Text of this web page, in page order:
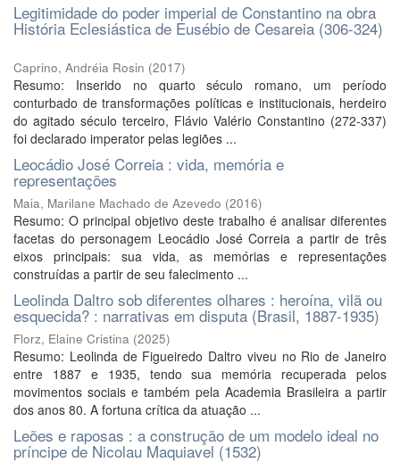
Legitimidade do poder imperial de Constantino na obra
História Eclesiástica de Eusébio de Cesareia (306-324)
Caprino, Andréia Rosin (2017)
Resumo: Inserido no quarto século romano, um período
conturbado de transformações políticas e institucionais, herdeiro
do agitado século terceiro, Flávio Valério Constantino (272-337)
foi declarado imperator pelas legiões ...
Leocádio José Correia : vida, memória e
representações
Maia, Marilane Machado de Azevedo (2016)
Resumo: O principal objetivo deste trabalho é analisar diferentes
facetas do personagem Leocádio José Correia a partir de três
eixos principais: sua vida, as memórias e representações
construídas a partir de seu falecimento ...
Leolinda Daltro sob diferentes olhares : heroína, vilã ou
esquecida? : narrativas em disputa (Brasil, 1887-1935)
Florz, Elaine Cristina (2025)
Resumo: Leolinda de Figueiredo Daltro viveu no Rio de Janeiro
entre 1887 e 1935, tendo sua memória recuperada pelos
movimentos sociais e também pela Academia Brasileira a partir
dos anos 80. A fortuna crítica da atuação ...
Leões e raposas : a construção de um modelo ideal no
príncipe de Nicolau Maquiavel (1532)